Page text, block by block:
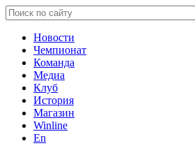
Новости
Чемпионат
Команда
Медиа
Клуб
История
Магазин
Winline
En